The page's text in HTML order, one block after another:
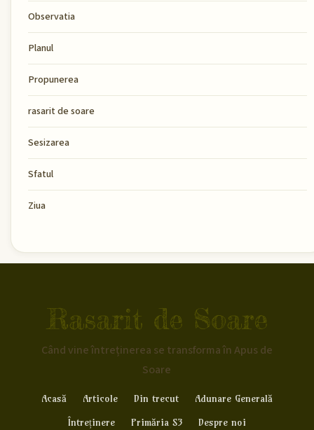
Observatia
Planul
Propunerea
rasarit de soare
Sesizarea
Sfatul
Ziua
Rasarit de Soare
Când vine întreținerea se transforma în Apus de
Soare
Acasă Articole Din trecut
Adunare Generală
Întreținere
Primăria S3 Despre noi